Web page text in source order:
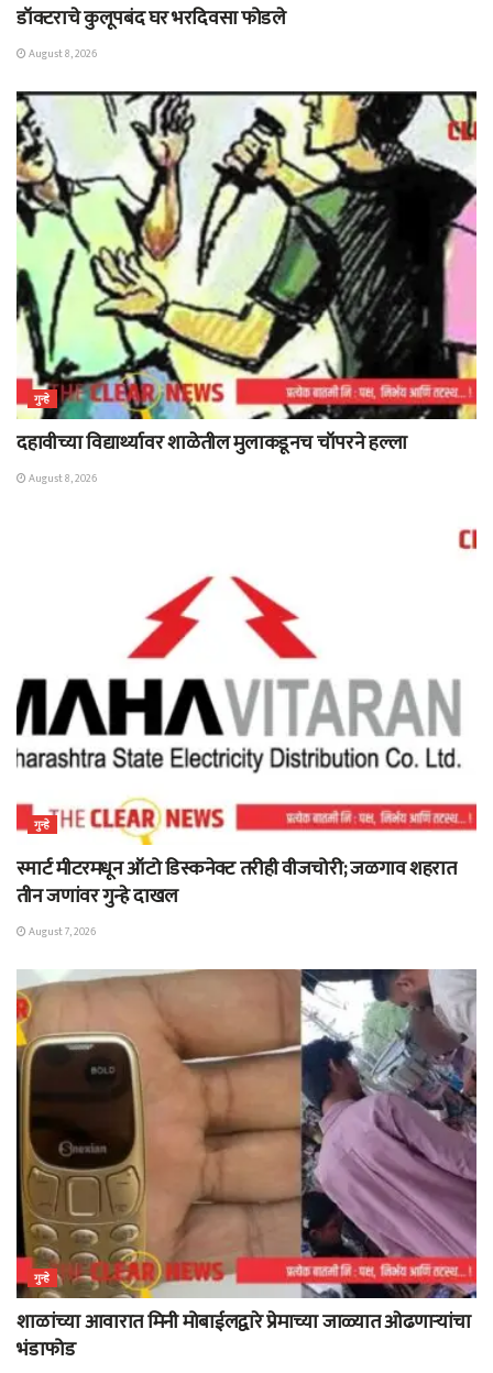
डॉक्टराचे कुलूपबंद घर भरदिवसा फोडले
August 8, 2026
गुन्हे
दहावीच्या विद्यार्थ्यावर शाळेतील मुलाकडूनच चॉपरने हल्ला
August 8, 2026
गुन्हे
स्मार्ट मीटरमधून ऑटो डिस्कनेक्ट तरीही वीजचोरी; जळगाव शहरात
तीन जणांवर गुन्हे दाखल
August 7, 2026
गुन्हे
शाळांच्या आवारात मिनी मोबाईलद्वारे प्रेमाच्या जाळ्यात ओढणाऱ्यांचा
भंडाफोड